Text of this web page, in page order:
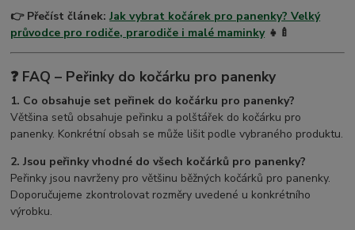
👉 Přečíst článek:Jak vybrat kočárek pro panenky? Velký
průvodce pro rodiče, prarodiče i malé maminky👧🍼
❓ FAQ – Peřinky do kočárku pro panenky
1. Co obsahuje set peřinek do kočárku pro panenky?
Většina setů obsahuje peřinku a polštářek do kočárku pro
panenky. Konkrétní obsah se může lišit podle vybraného produktu.
2. Jsou peřinky vhodné do všech kočárků pro panenky?
Peřinky jsou navrženy pro většinu běžných kočárků pro panenky.
Doporučujeme zkontrolovat rozměry uvedené u konkrétního
výrobku.